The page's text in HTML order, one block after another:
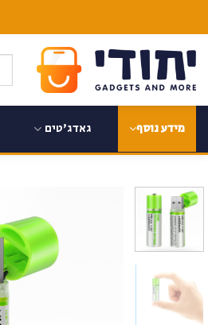
content
מידע נוסף גאדג'טים